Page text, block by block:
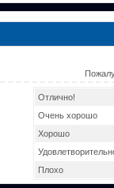
Отлично!
Очень хорошо
Хорошо
Плохо